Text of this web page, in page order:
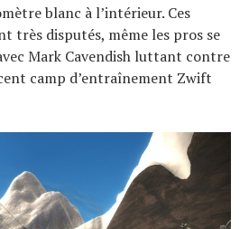
blanc à l’intérieur. Ces
très disputés, même les pros se
Mark Cavendish luttant contre
camp d’entraînement Zwift